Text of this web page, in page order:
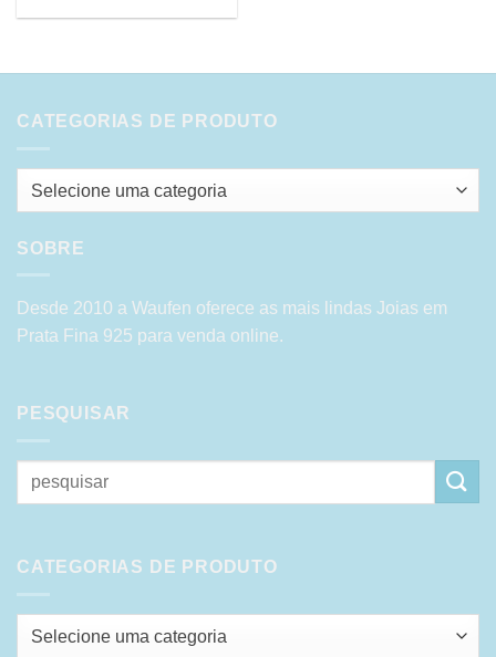
CATEGORIAS DE PRODUTO
Selecione uma categoria
SOBRE
Desde 2010 a Waufen oferece as mais lindas Joias em
Prata Fina 925 para venda online.
PESQUISAR
Pesquisar
por:
CATEGORIAS DE PRODUTO
Selecione uma categoria